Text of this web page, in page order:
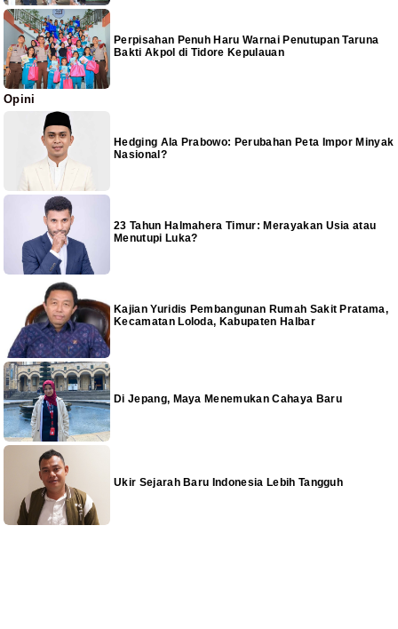
Perpisahan Penuh Haru Warnai Penutupan Taruna
Bakti Akpol di Tidore Kepulauan
Opini
Hedging Ala Prabowo: Perubahan Peta Impor Minyak
Nasional?
23 Tahun Halmahera Timur: Merayakan Usia atau
Menutupi Luka?
Kajian Yuridis Pembangunan Rumah Sakit Pratama,
Kecamatan Loloda, Kabupaten Halbar
Di Jepang, Maya Menemukan Cahaya Baru
Ukir Sejarah Baru Indonesia Lebih Tangguh